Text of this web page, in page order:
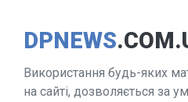
DPNEWS
Використання будь-яких
на сайті, дозволяється за